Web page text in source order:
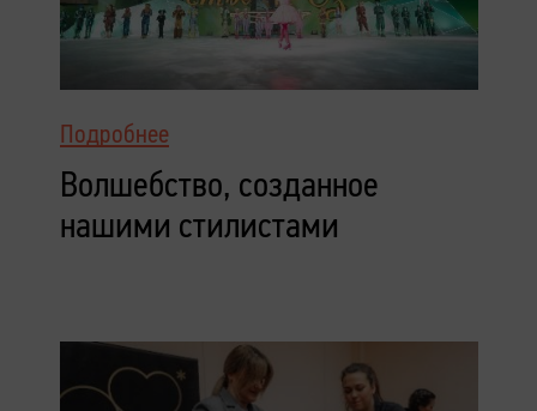
Подробнее
Волшебство, созданное
нашими стилистами